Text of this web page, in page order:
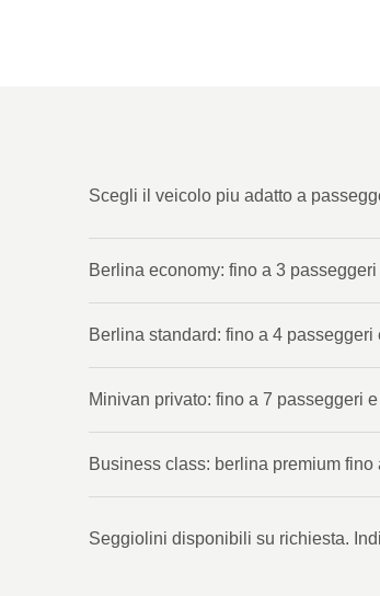
Scegli il veicolo piu adatto a
Berlina economy: fino a 3
Berlina standard: fino a 4 passeggeri
Minivan privato: fino a 7 passeggeri
Business class: berlina premium fino
Seggiolini disponibili su richiesta.